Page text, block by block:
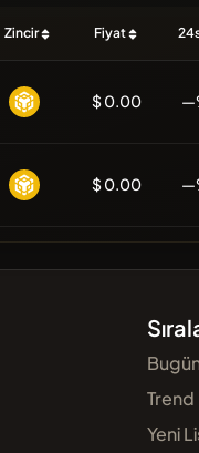
Zincir Fiyat
$ 0.00
$ 0.00
Yeni